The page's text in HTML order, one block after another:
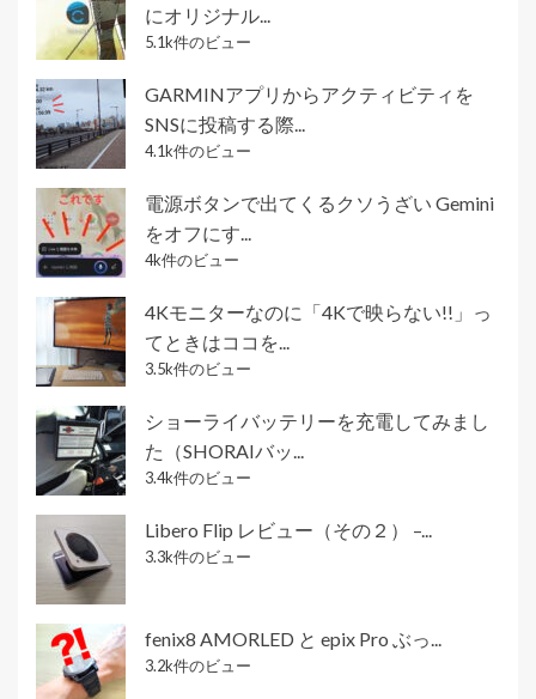
にオリジナル...
5.1k件のビュー
GARMINアプリからアクティビティを
SNSに投稿する際...
4.1k件のビュー
電源ボタンで出てくるクソうざい Gemini
をオフにす...
4k件のビュー
4Kモニターなのに「4Kで映らない!!」っ
てときはココを...
3.5k件のビュー
ショーライバッテリーを充電してみまし
た（SHORAIバッ...
3.4k件のビュー
Libero Flip レビュー（その２） –...
3.3k件のビュー
fenix8 AMORLED と epix Pro ぶっ...
3.2k件のビュー